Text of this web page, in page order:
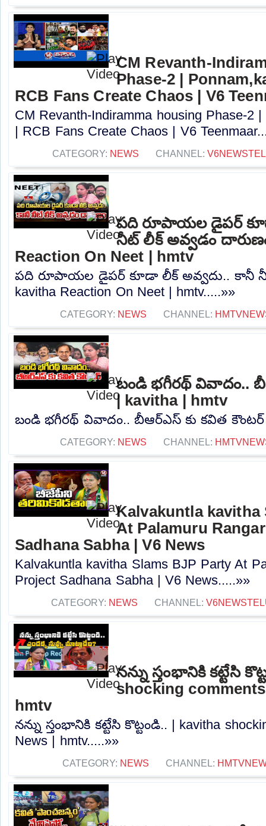
CM Revanth-
Phase-2 |
RCB Fans Create Chaos | V6
CM Revanth-Indiramma housing Phase-2
| RCB Fans Create Chaos | V6
CATEGORY: NEWS CHANNEL:
పది రూపాయల డైపర్
నీట్ లీక్ అవ్వడం
Reaction On Neet | hmtv
పది రూపాయల డైపర్ కూడా లీక్ అవ్వదు.. కానీ
kavitha Reaction On Neet | hmtv.....»»
CATEGORY: NEWS CHANNEL:
బండి భగీరథ్ వివాదం..
| kavitha | hmtv
బండి భగీరథ్ వివాదం.. బీఆర్ఎస్ కు కవిత కౌంటర్ |
CATEGORY: NEWS CHANNEL:
Kalvakuntla kavitha
At Palamuru
Sadhana Sabha | V6 News
Kalvakuntla kavitha Slams BJP Party At
Project Sadhana Sabha | V6 News.....»»
CATEGORY: NEWS CHANNEL:
నన్ను స్తంభానికి కట్టేసి
shocking
hmtv
నన్ను స్తంభానికి కట్టేసి కొట్టండి.. | kavitha
News | hmtv.....»»
CATEGORY: NEWS CHANNEL: